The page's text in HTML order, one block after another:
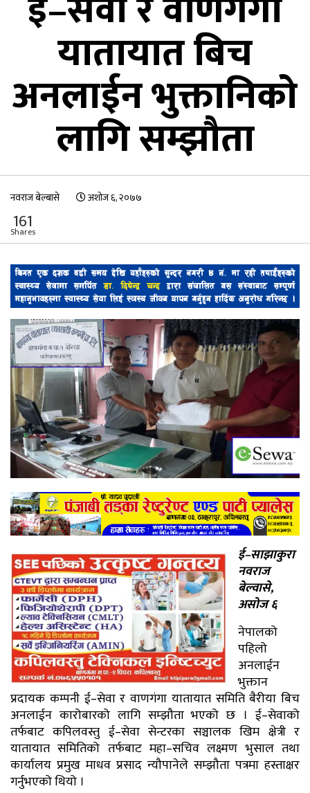
यातायात बिच
अनलाईन भुक्तानिको
लागि सम्झौता
नवराज बेल्बासे अशोज ६, २०७७
161
Shares
ई–साझाकुरा
नवराज
बेल्वासे,
असोज ६
नेपालको
पहिलो
अनलाईन
भुक्तान
प्रदायक कम्पनी ई–सेवा र वाणगंगा यातायात समिति बैरीया बिच
अनलाईन कारोबारको लागि सम्झौता भएको छ । ई–सेवाको
तर्फबाट कपिलवस्तु ई–सेवा सेन्टरका सञ्चालक खिम क्षेत्री र
यातायात समितिको तर्फबाट महा–सचिव लक्ष्मण भुसाल तथा
कार्यालय प्रमुख माधव प्रसाद न्यौपानेले सम्झौता पत्रमा हस्ताक्षर
गर्नुभएको थियो ।